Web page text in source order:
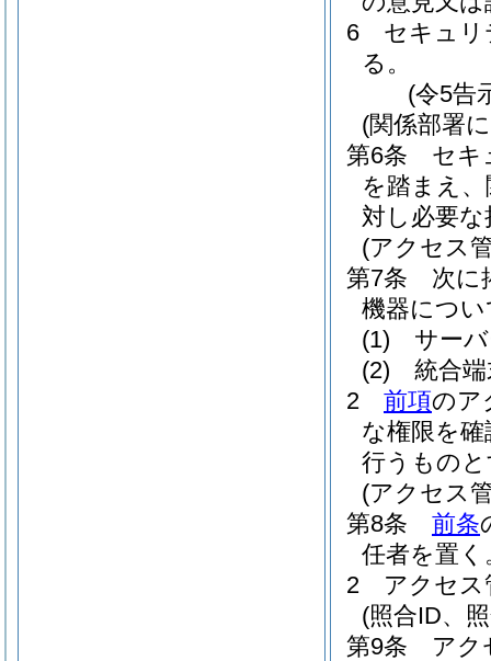
6
セキュリ
る。
(令5告
(関係部署
第6条
セキ
を踏まえ
対し必要
(アクセス
第7条
次に
機器につ
(1)
サー
(2)
統合
2
前項のア
な権限を
行うもの
(アクセス
第8条
前条
任者を置く
2
アクセス
(照合ID、
第9条
アク